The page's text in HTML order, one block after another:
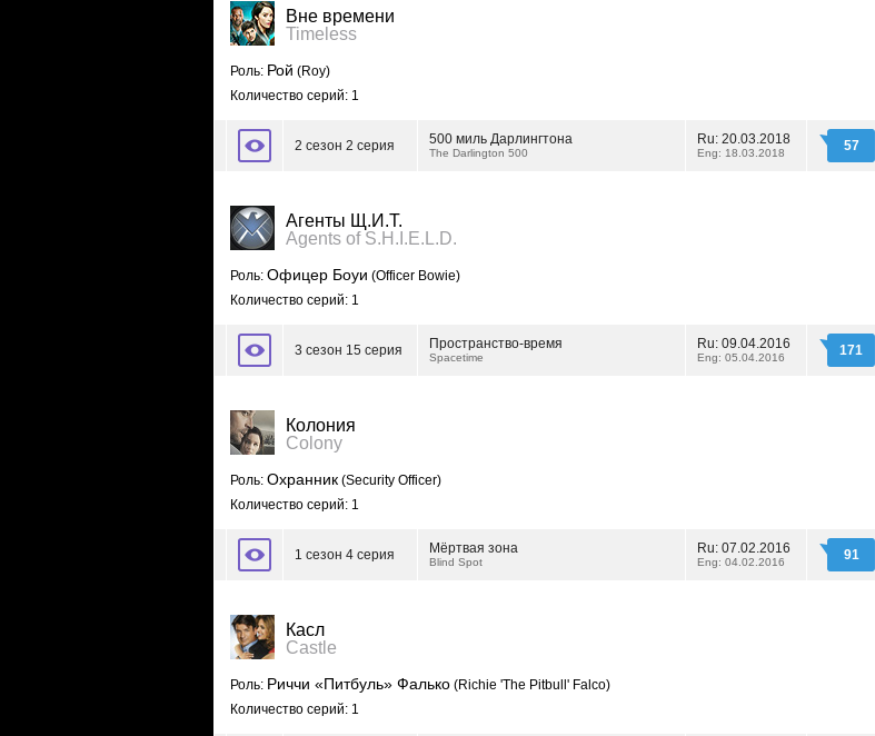
Вне времени
Timeless
Роль: Рой (Roy)
Количество серий: 1
2 сезон 2 серия 500 миль Дарлингтона
The Darlington 500
Ru: 20.03.2018
Eng: 18.03.2018 57
Агенты Щ.И.Т.
Agents of S.H.I.E.L.D.
Роль: Офицер Боуи (Officer Bowie)
Количество серий: 1
3 сезон 15 серия Пространство-время
Spacetime
Ru: 09.04.2016
Eng: 05.04.2016 171
Колония
Colony
Роль: Охранник (Security Officer)
Количество серий: 1
1 сезон 4 серия Мёртвая зона
Blind Spot
Ru: 07.02.2016
Eng: 04.02.2016 91
Касл
Castle
Роль: Риччи «Питбуль» Фалько (Richie 'The Pitbull' Falco)
Количество серий: 1